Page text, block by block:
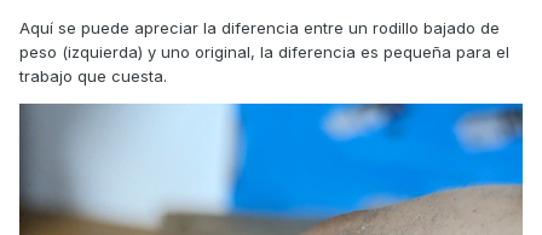
Aquí se puede apreciar la diferencia entre un rodillo bajado de
peso (izquierda) y uno original, la diferencia es pequeña para el
trabajo que cuesta.